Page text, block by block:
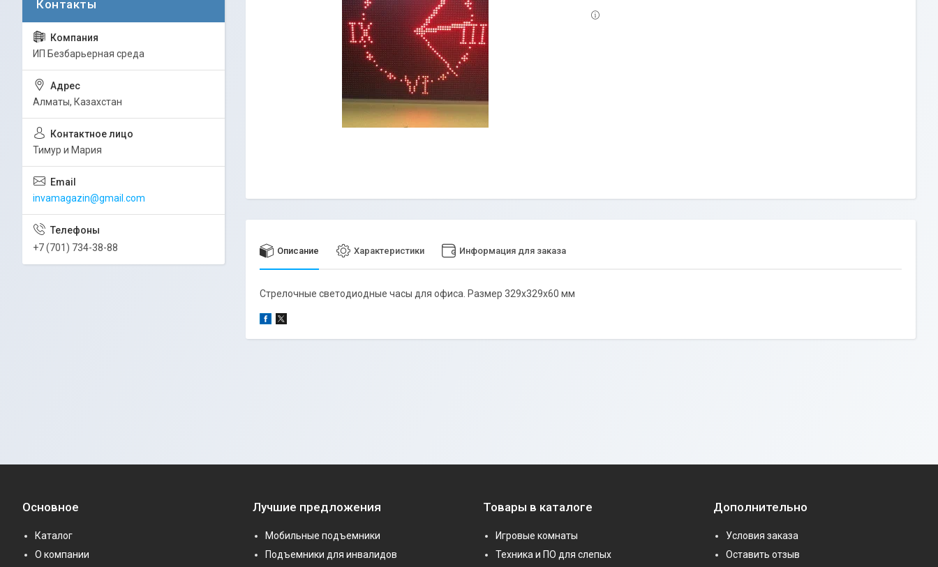
Описание Характеристики Информация для заказа
Стрелочные светодиодные часы для офиса. Размер 329х329х60 мм
ИП Безбарьерная среда
Алматы, Казахстан
Тимур и Мария
invamagazin@gmail.com
+7 (701) 734-38-88
Основное
Каталог
О компании
Лучшие предложения
Мобильные подъемники
Подъемники для инвалидов
Товары в каталоге
Игровые комнаты
Техника и ПО для слепых
Дополнительно
Условия заказа
Оставить отзыв